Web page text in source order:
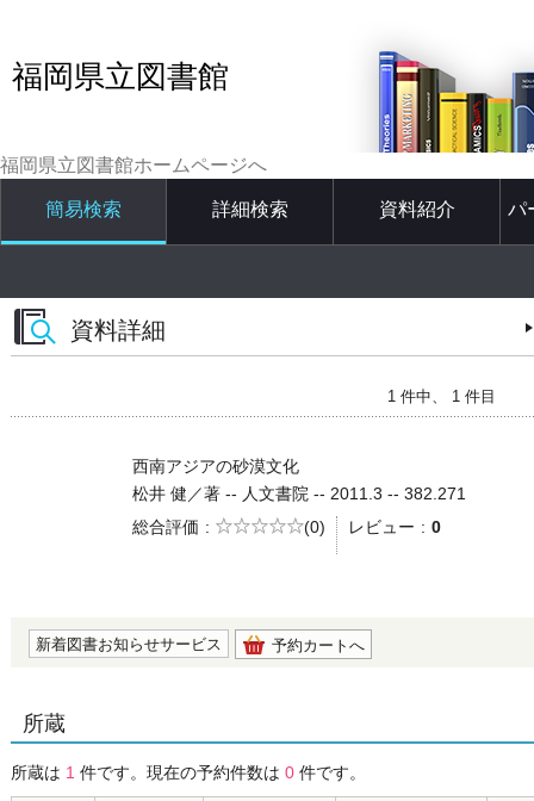
福岡県立図書館
福岡県立図書館ホームページへ
簡易検索 詳細検索 資料紹介 パ
資料詳細
1 件中、 1 件目
西南アジアの砂漠文化
松井 健／著 -- 人文書院 -- 2011.3 -- 382.271
総合評価
5段階評価
(0) レビュー 0
新着図書お知らせサービス 予約カートへ
所蔵
所蔵は 1 件です。現在の予約件数は 0 件です。